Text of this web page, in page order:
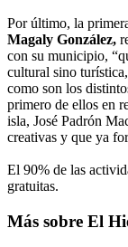
Por último, la
Magaly González,
con su municipio,
cultural sino
como son los
primero de ellos en
isla, José Padrón
creativas y que ya
El 90% de las
gratuitas.
Más sobre El